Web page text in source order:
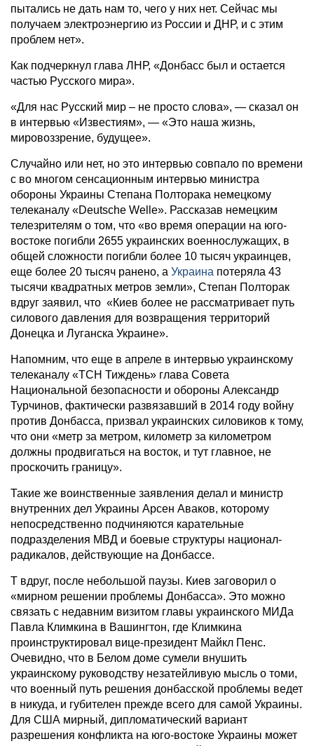
пытались не дать нам то, чего у них нет. Сейчас мы
получаем электроэнергию из России и ДНР, и с этим
проблем нет».
Как подчеркнул глава ЛНР, «Донбасс был и остается
частью Русского мира».
«Для нас Русский мир – не просто слова», — сказал он
в интервью «Известиям», — «Это наша жизнь,
мировоззрение, будущее».
Случайно или нет, но это интервью совпало по времени
с во многом сенсационным интервью министра
обороны Украины Степана Полторака немецкому
телеканалу «Deutsche Welle». Рассказав немецким
телезрителям о том, что «во время операции на юго-
востоке погибли 2655 украинских военнослужащих, в
общей сложности погибли более 10 тысяч украинцев,
еще более 20 тысяч ранено, а Украина потеряла 43
тысячи квадратных метров земли», Степан Полторак
вдруг заявил, что «Киев более не рассматривает путь
силового давления для возвращения территорий
Донецка и Луганска Украине».
Напомним, что еще в апреле в интервью украинскому
телеканалу «ТСН Тиждень» глава Совета
Национальной безопасности и обороны Александр
Турчинов, фактически развязавший в 2014 году войну
против Донбасса, призвал украинских силовиков к тому,
что они «метр за метром, километр за километром
должны продвигаться на восток, и тут главное, не
проскочить границу».
Такие же воинственные заявления делал и министр
внутренних дел Украины Арсен Аваков, которому
непосредственно подчиняются карательные
подразделения МВД и боевые структуры национал-
радикалов, действующие на Донбассе.
Т вдруг, после небольшой паузы. Киев заговорил о
«мирном решении проблемы Донбасса». Это можно
связать с недавним визитом главы украинского МИДа
Павла Климкина в Вашингтон, где Климкина
проинструктировал вице-президент Майкл Пенс.
Очевидно, что в Белом доме сумели внушить
украинскому руководству незатейливую мысль о томи,
что военный путь решения донбасской проблемы ведет
в никуда, и губителен прежде всего для самой Украины.
Для США мирный, дипломатический вариант
разрешения конфликта на юго-востоке Украины может